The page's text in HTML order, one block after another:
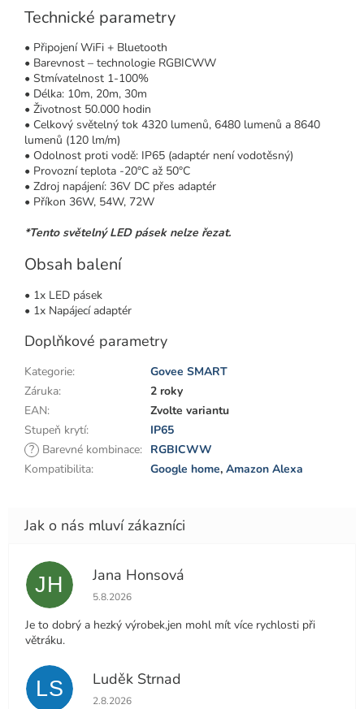
Technické parametry
• Připojení WiFi + Bluetooth
• Barevnost – technologie RGBICWW
• Stmívatelnost 1-100%
• Délka: 10m, 20m, 30m
• Životnost 50.000 hodin
• Celkový světelný tok 4320 lumenů, 6480 lumenů a 8640
lumenů (120 lm/m)
• Odolnost proti vodě: IP65 (adaptér není vodotěsný)
• Provozní teplota -20°C až 50°C
• Zdroj napájení: 36V DC přes adaptér
• Příkon 36W, 54W, 72W
*Tento světelný LED pásek nelze řezat.
Obsah balení
• 1x LED pásek
• 1x Napájecí adaptér
Doplňkové parametry
Kategorie:
Govee SMART
Záruka:
2 roky
EAN:
Zvolte variantu
Stupeň krytí:
IP65
? Barevné kombinace: RGBICWW
Kompatibilita: Google home, Amazon Alexa
JH Jana Honsová
Hodnocení obchodu je 5 z 5 hvězdiček.
5.8.2026
Je to dobrý a hezký výrobek,jen mohl mít více rychlosti při
větráku.
LS Luděk Strnad
Hodnocení obchodu je 5 z 5 hvězdiček.
2.8.2026